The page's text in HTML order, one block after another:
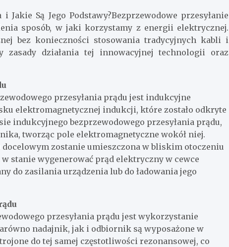
Jakie Są Jego Podstawy?Bezprzewodowe przesyłanie
sposób, w jaki korzystamy z energii elektrycznej.
bez konieczności stosowania tradycyjnych kabli i
zasady działania tej innowacyjnej technologii oraz
przesyłania prądu jest indukcyjne
elektromagnetycznej indukcji, które zostało odkryte
indukcyjnego bezprzewodowego przesyłania prądu,
tworząc pole elektromagnetyczne wokół niej.
zostanie umieszczona w bliskim otoczeniu
stanie wygenerować prąd elektryczny w cewce
do zasilania urządzenia lub do ładowania jego
przesyłania prądu jest wykorzystanie
nadajnik, jak i odbiornik są wyposażone w
do tej samej częstotliwości rezonansowej, co